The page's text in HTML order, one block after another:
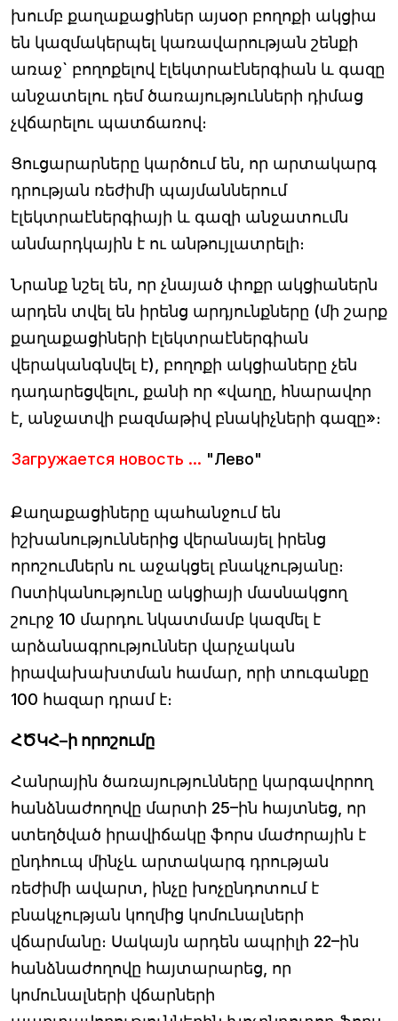
խումբ քաղաքացիներ այսօր բողոքի ակցիա
են կազմակերպել կառավարության շենքի
առաջ` բողոքելով էլեկտրաէներգիան և գազը
անջատելու դեմ ծառայությունների դիմաց
չվճարելու պատճառով։
Ցուցարարները կարծում են, որ արտակարգ
դրության ռեժիմի պայմաններում
էլեկտրաէներգիայի և գազի անջատումն
անմարդկային է ու անթույլատրելի։
Նրանք նշել են, որ չնայած փոքր ակցիաներն
արդեն տվել են իրենց արդյունքները (մի շարք
քաղաքացիների էլեկտրաէներգիան
վերականգնվել է), բողոքի ակցիաները չեն
դադարեցվելու, քանի որ «վաղը, հնարավոր
է, անջատվի բազմաթիվ բնակիչների գազը»։
Загружается новость ... "Лево"
Քաղաքացիները պահանջում են
իշխանություններից վերանայել իրենց
որոշումներն ու աջակցել բնակչությանը։
Ոստիկանությունը ակցիայի մասնակցող
շուրջ 10 մարդու նկատմամբ կազմել է
արձանագրություններ վարչական
իրավախախտման համար, որի տուգանքը
100 հազար դրամ է։
ՀԾԿՀ–ի որոշումը
Հանրային ծառայությունները կարգավորող
հանձնաժողովը մարտի 25–ին հայտնեց, որ
ստեղծված իրավիճակը ֆորս մաժորային է
ընդհուպ մինչև արտակարգ դրության
ռեժիմի ավարտ, ինչը խոչընդոտում է
բնակչության կողմից կոմունալների
վճարմանը։ Սակայն արդեն ապրիլի 22–ին
հանձնաժողովը հայտարարեց, որ
կոմունալների վճարների